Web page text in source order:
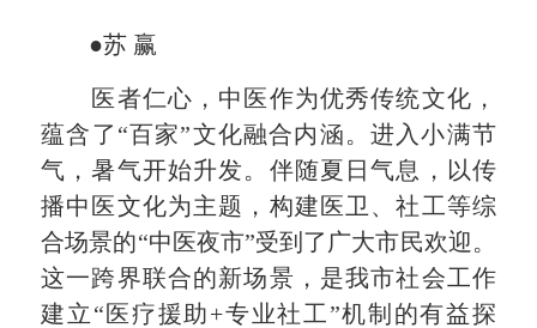
●苏 赢
医者仁心，中医作为优秀传统文化，
蕴含了“百家”文化融合内涵。进入小满节
气，暑气开始升发。伴随夏日气息，以传
播中医文化为主题，构建医卫、社工等综
合场景的“中医夜市”受到了广大市民欢迎。
这一跨界联合的新场景，是我市社会工作
建立“医疗援助+专业社工”机制的有益探